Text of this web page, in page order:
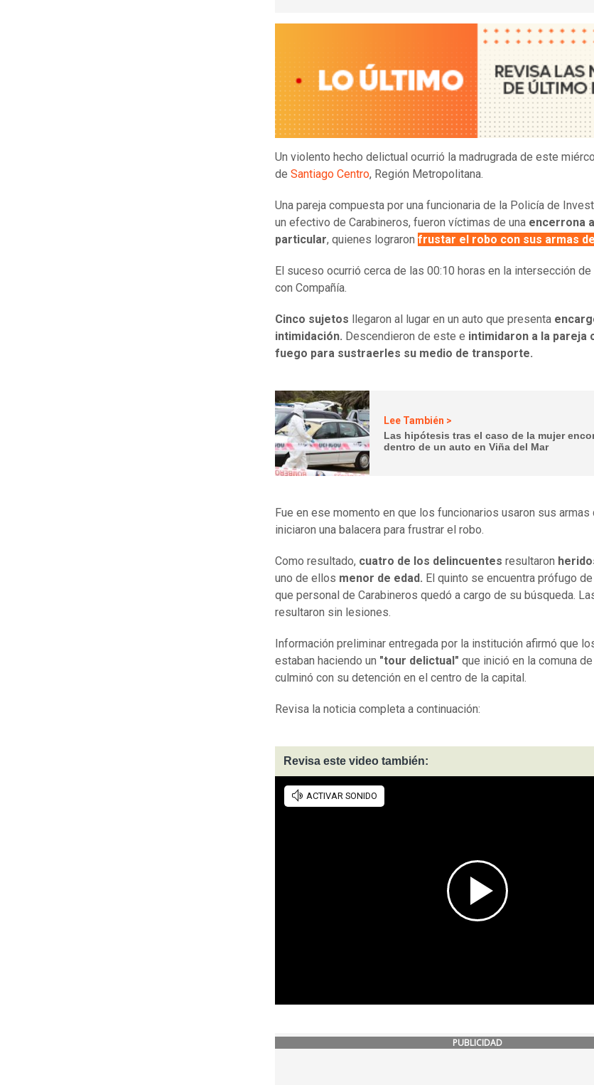
Un violento hecho delictual ocurrió la madrugrada de este
de Santiago Centro, Región Metropolitana.
Una pareja compuesta por una funcionaria de la Policía de
un efectivo de Carabineros, fueron víctimas de una encerrona
particular, quienes lograron frustar el robo con sus armas
El suceso ocurrió cerca de las 00:10 horas en la intersección
con Compañía.
Cinco sujetos llegaron al lugar en un auto que presenta
intimidación. Descendieron de este e intimidaron a la pareja
fuego para sustraerles su medio de transporte.
Lee También >
Las hipótesis tras el caso de la mujer
dentro de un auto en Viña del Mar
Fue en ese momento en que los funcionarios usaron sus
iniciaron una balacera para frustrar el robo.
Como resultado, cuatro de los delincuentes resultaron
uno de ellos menor de edad. El quinto se encuentra prófugo
que personal de Carabineros quedó a cargo de su búsqueda.
resultaron sin lesiones.
Información preliminar entregada por la institución afirmó que
estaban haciendo un "tour delictual" que inició en la comuna de
culminó con su detención en el centro de la capital.
Revisa la noticia completa a continuación:
Revisa este video también:
PUBLICIDAD